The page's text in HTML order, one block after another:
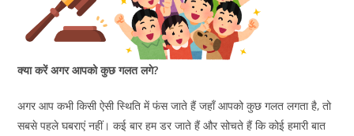
क्या करें अगर आपको कुछ गलत लगे?
अगर आप कभी किसी ऐसी स्थिति में फंस जाते हैं जहाँ आपको कुछ गलत लगता है, तो
सबसे पहले घबराएं नहीं। कई बार हम डर जाते हैं और सोचते हैं कि कोई हमारी बात